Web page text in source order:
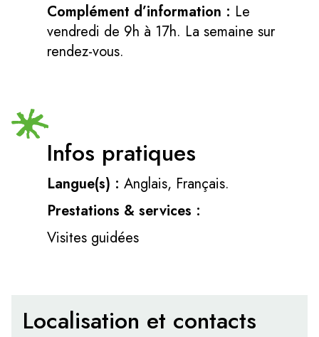
Complément d’information : Le
vendredi de 9h à 17h. La semaine sur
rendez-vous.
Infos pratiques
Langue(s) : Anglais, Français.
Prestations & services :
Visites guidées
Localisation et contacts